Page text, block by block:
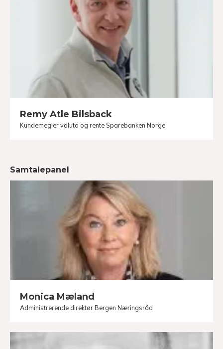
Remy Atle Bilsback
Kundemegler valuta og rente Sparebanken Norge
Samtalepanel
Monica Mæland
Administrerende direktør Bergen Næringsråd